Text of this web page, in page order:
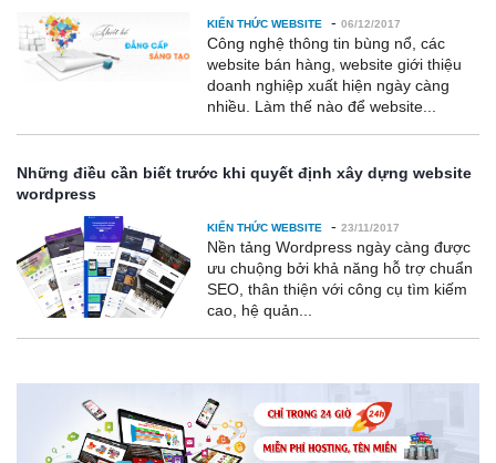
KIẾN THỨC WEBSITE - 06/12/2017
Công nghệ thông tin bùng nổ, các
website bán hàng, website giới thiệu
doanh nghiệp xuất hiện ngày càng
nhiều. Làm thế nào để website...
Những điều cần biết trước khi quyết định xây dựng website
wordpress
KIẾN THỨC WEBSITE - 23/11/2017
Nền tảng Wordpress ngày càng được
ưu chuộng bởi khả năng hỗ trợ chuẩn
SEO, thân thiện với công cụ tìm kiếm
cao, hệ quản...